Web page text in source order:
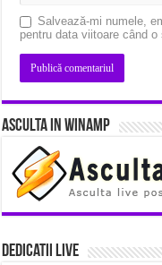
Salvează-mi numele,
pentru data viitoare când o
Asculta in Winamp
Dedicatii Live